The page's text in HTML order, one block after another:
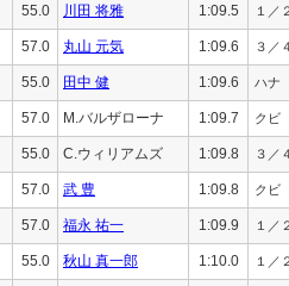
55.0 川田 将雅 1:09.5 １／２
57.0 丸山 元気 1:09.6 ３／
55.0 田中 健 1:09.6 ハナ
57.0 M.バルザローナ 1:09.7 クビ
55.0 C.ウィリアムズ 1:09.8 ３／
57.0 武 豊 1:09.8 クビ
57.0 福永 祐一 1:09.9 １／２
55.0 秋山 真一郎 1:10.0 １／